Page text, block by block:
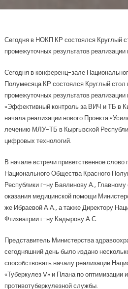
Сегодня в НОКП КР состоялся Круглый
промежуточных результатов
Сегодня в конференц-зале
Полумесяца КР состоялся Круглый
промежуточных результатов
«Эффективный контроль за ВИЧ и ТБ в
начала реализации нового Проекта
лечению МЛУ-ТБ в Кыргызской
цифровых технологий.
В начале встречи приветственное
Национального Общества Красного
Республики г-ну Баялинову А.,
оказания медицинской помощи
же Ибраевой А.А., а также Директору
Фтизиатрии г-ну Кадырову А.С.
Представитель Министерства
сегодняшний день было издано
способствовать началу реализации
«Туберкулез V» и Плана по оптимизации
противотуберкулезной службы.